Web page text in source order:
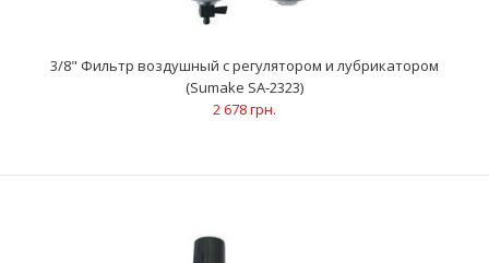
991 грн.
3/8" Фильтр воздушный с регулятором и лубрикатором
(Sumake SA-2323)
2 678 грн.